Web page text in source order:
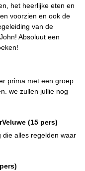
het heerlijke eten en
voorzien en ook de
van de
Absoluut een
prima met een groep
we zullen jullie nog
(15 pers)
die alles regelden waar